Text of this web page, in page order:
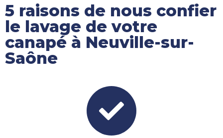
5 raisons de nous confier
le lavage de votre
canapé à Neuville-sur-
Saône